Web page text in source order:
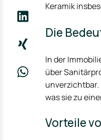
Keramik
Die
In der
über
unverzichtbar.
was sie zu
Vorteile